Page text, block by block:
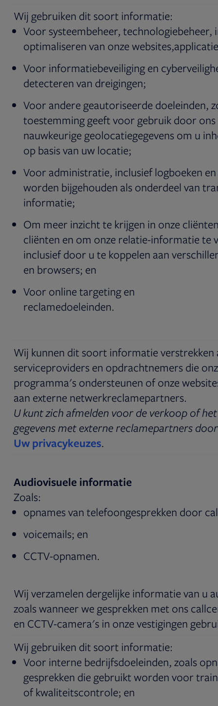
Wij gebruiken dit soort informatie:
Voor systeembeheer, technologiebeheer,
optimaliseren van onze
Voor informatiebeveiliging en
detecteren van dreigingen;
Voor andere geautoriseerde doeleinden,
toestemming geeft voor gebruik door ons
nauwkeurige geolocatiegegevens om u
op basis van uw locatie;
Voor administratie, inclusief logboeken
worden bijgehouden als onderdeel van
informatie;
Om meer inzicht te krijgen in onze
cliënten en om onze relatie-informatie te
inclusief door u te koppelen aan
en browsers; en
Voor online targeting en
reclamedoeleinden.
Wij kunnen dit soort informatie verstrekken
serviceproviders en opdrachtnemers die
programma's ondersteunen of onze
aan externe netwerkreclamepartners.
U kunt zich afmelden voor de verkoop of
gegevens met externe reclamepartners
Uw privacykeuzes.
Audiovisuele informatie
Zoals:
opnames van telefoongesprekken door
voicemails; en
CCTV-opnamen.
Wij verzamelen dergelijke informatie van u
zoals wanneer we gesprekken met ons
en CCTV-camera's in onze vestigingen
Wij gebruiken dit soort informatie:
Voor interne bedrijfsdoeleinden, zoals
gesprekken die gebruikt worden voor
of kwaliteitscontrole; en